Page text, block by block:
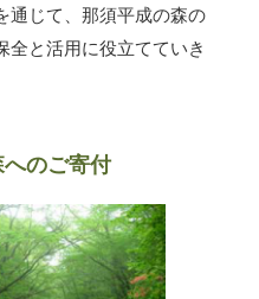
通じて、那須平成の森の
全と活用に役立てていき
のご寄付